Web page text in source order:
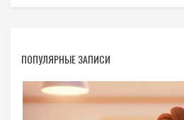
ПОПУЛЯРНЫЕ ЗАПИСИ